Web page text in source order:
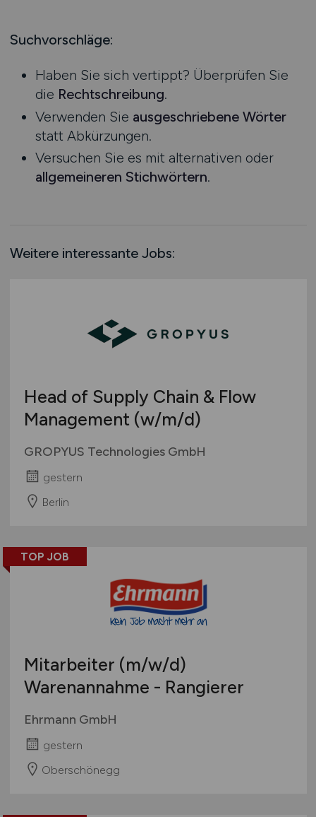
Schienen- / Straßen- / Luft- / Seefracht
Supply Chain Management
Vertrieb / Verkauf / Handel
Zoll / Behörden
Sonstige
Mecklenburg-Vorpommern
Nordrhein-Westfalen
Rheinland-Pfalz
Saarland
Sachsen
Sachsen-Anhalt
Schleswig-Holstein
Schweiz
Suchvorschläge:
Haben Sie sich vertippt? Überprüfen Sie
die Rechtschreibung.
Verwenden Sie ausgeschriebene Wörter
statt Abkürzungen.
Versuchen Sie es mit alternativen oder
allgemeineren Stichwörtern.
Weitere interessante Jobs:
Head of Supply Chain & Flow
Management (w/m/d)
GROPYUS Technologies GmbH
gestern
Berlin
TOP JOB
Mitarbeiter (m/w/d)
Warenannahme - Rangierer
Ehrmann GmbH
gestern
Oberschönegg